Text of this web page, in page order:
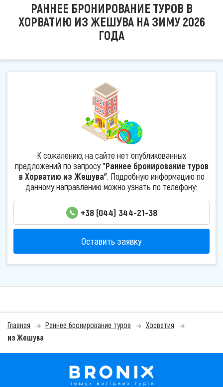
РАННЕЕ БРОНИРОВАНИЕ ТУРОВ В
ХОРВАТИЮ ИЗ ЖЕШУВА НА ЗИМУ 2026
ГОДА
К сожалению, на сайте нет опубликованных
предложений по запросу"Раннее бронирование туров
в Хорватию из Жешува". Подробную информацию по
данному направлению можно узнать по телефону:
+38 (044) 344-21-38
Оставить заявку
Главная Раннее бронирование туров
Хорватия
из Жешува